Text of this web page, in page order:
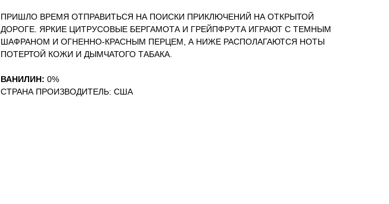
ПРИШЛО ВРЕМЯ ОТПРАВИТЬСЯ НА ПОИСКИ ПРИКЛЮЧЕНИЙ НА ОТКРЫТОЙ
ДОРОГЕ. ЯРКИЕ ЦИТРУСОВЫЕ БЕРГАМОТА И ГРЕЙПФРУТА ИГРАЮТ С ТЕМНЫМ
ШАФРАНОМ И ОГНЕННО-КРАСНЫМ ПЕРЦЕМ, А НИЖЕ РАСПОЛАГАЮТСЯ НОТЫ
ПОТЕРТОЙ КОЖИ И ДЫМЧАТОГО ТАБАКА.
ВАНИЛИН: 0%
СТРАНА ПРОИЗВОДИТЕЛЬ: США